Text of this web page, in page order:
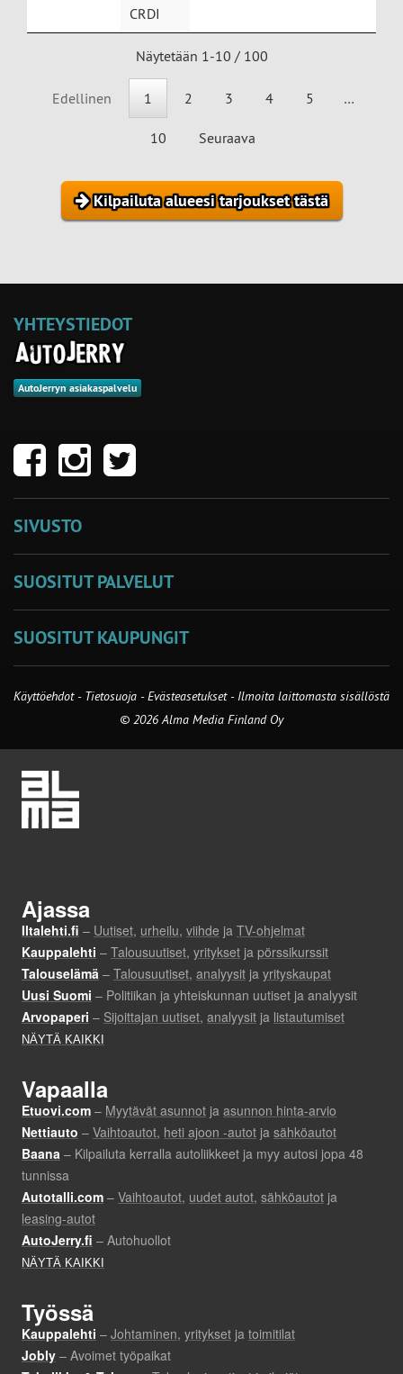
CRDI
Näytetään 1-10 / 100
Edellinen 1 2 3 4 5 …
10 Seuraava
Kilpailuta alueesi tarjoukset tästä
YHTEYSTIEDOT
AutoJerryn asiakaspalvelu
SIVUSTO
SUOSITUT PALVELUT
SUOSITUT KAUPUNGIT
Käyttöehdot - Tietosuoja -Evästeasetukset- Ilmoita laittomasta sisällöstä
© 2026 Alma Media Finland Oy